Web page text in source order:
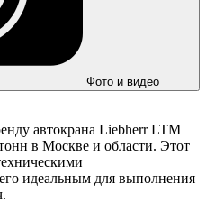
Фото и видео
автокрана Liebherr LTM
в Москве и области. Этот
идеальным для выполнения